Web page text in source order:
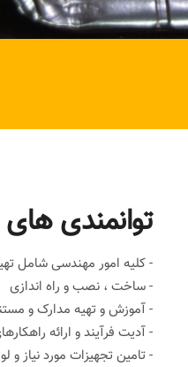
توانمندی های
- کلیه امور مهندسی شامل
- ساخت ، نصب و راه اندازی
- آموزش و تهیه مدارک و
- آدیت فرآیند و ارائه
- تامین تجهیزات مورد نیاز و